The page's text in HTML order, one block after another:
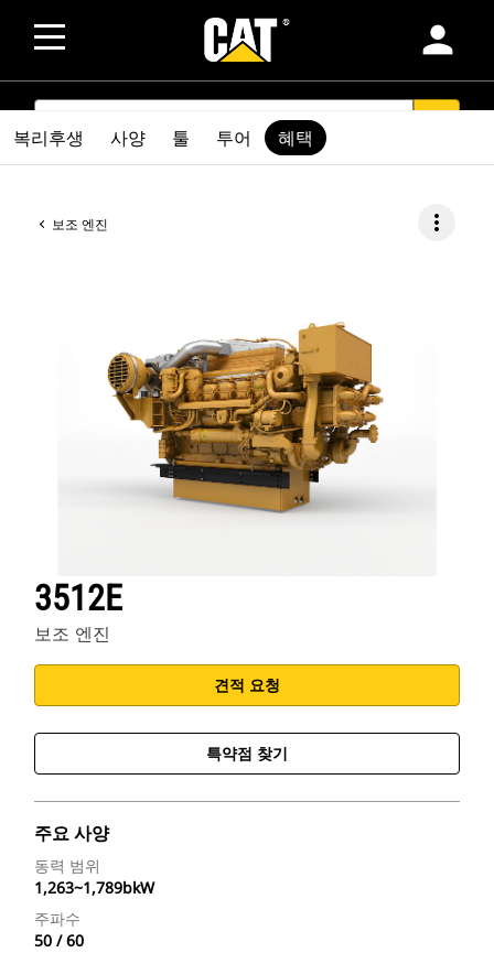
person
SEARCH
보조 엔진 more_vert
3512E
보조 엔진
견적 요청
특약점 찾기
주요 사양
동력 범위
1,263~1,789bkW
주파수
50 / 60
복리후생 사양 툴 투어 혜택